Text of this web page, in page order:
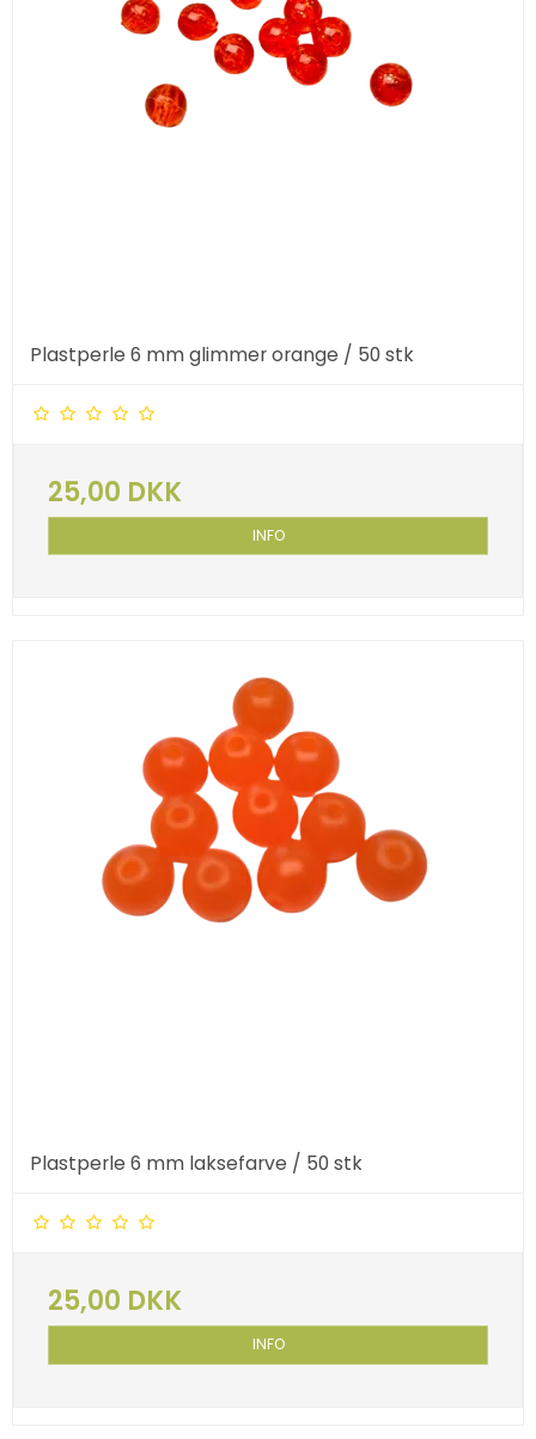
Plastperle 6 mm glimmer orange / 50 stk
25,00 DKK
INFO
Plastperle 6 mm laksefarve / 50 stk
25,00 DKK
INFO